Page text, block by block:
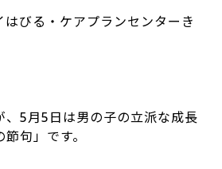
びる・ケアプランセンターき
5月5日は男の子の立派な成長
句」です。